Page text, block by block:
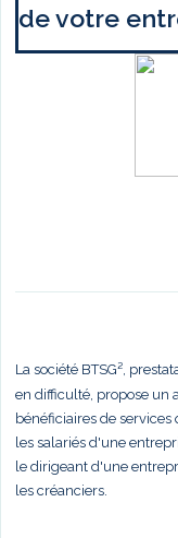
de votre
La société BTSG²,
en difficulté, propose un
bénéficiaires de services
les salariés d'une
le dirigeant d'une
les créanciers.